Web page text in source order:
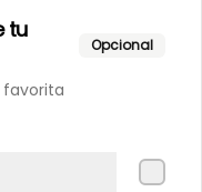
tu
Opcional
favorita